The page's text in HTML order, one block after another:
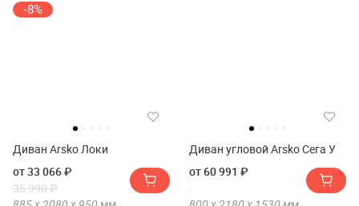
-8%
Диван Arsko Локи
от 33 066 ₽
35 990 ₽
Диван угловой Arsko Сега У
от 60 991 ₽